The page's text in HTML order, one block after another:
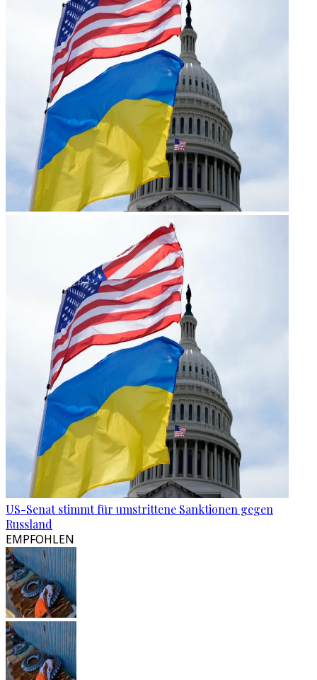
US-Senat stimmt für umstrittene Sanktionen gegen
Russland
EMPFOHLEN